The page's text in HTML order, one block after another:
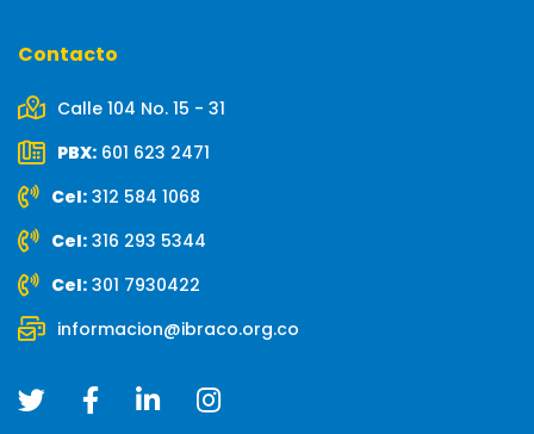
Contacto
Calle 104 No. 15 - 31
PBX: 601 623 2471
Cel: 312 584 1068
Cel: 316 293 5344
Cel: 301 7930422
informacion@ibraco.org.co